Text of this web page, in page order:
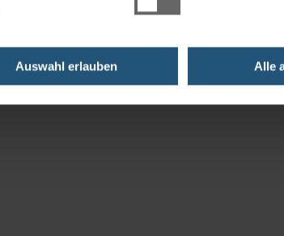
Auswahl erlauben Alle
44